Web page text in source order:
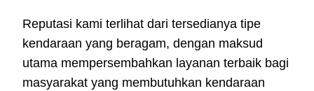
Reputasi kami terlihat dari tersedianya tipe
kendaraan yang beragam, dengan maksud
utama mempersembahkan layanan terbaik bagi
masyarakat yang membutuhkan kendaraan